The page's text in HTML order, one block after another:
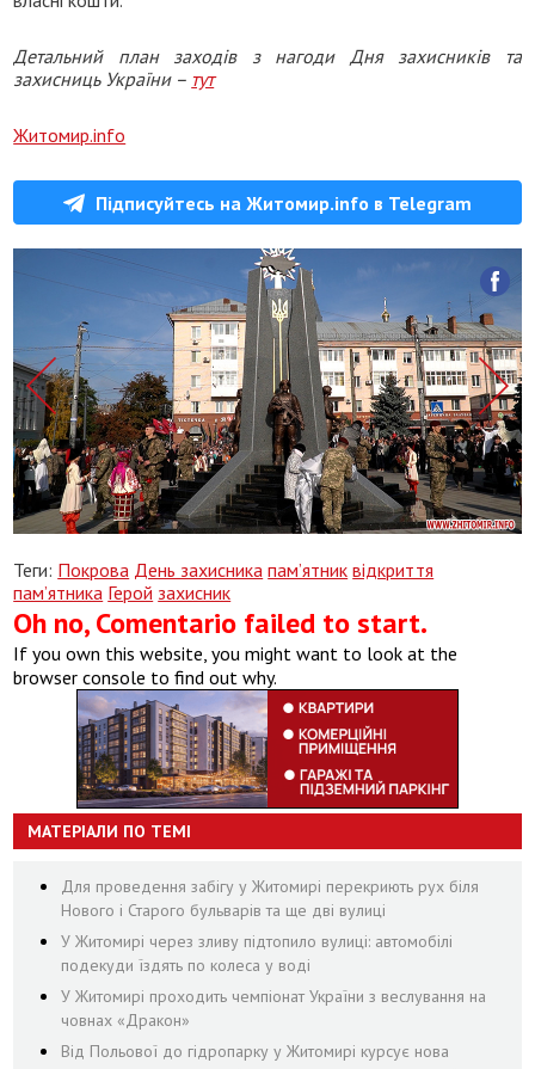
Детальний план заходів з нагоди Дня захисників та
захисниць України – тут
Житомир.info
Підписуйтесь на Житомир.info в Telegram
Теги: Покрова День захисника пам’ятник відкриття
пам’ятника Герой захисник
Oh no, Comentario failed to start.
If you own this website, you might want to look at the
browser console to find out why.
МАТЕРІАЛИ ПО ТЕМІ
Для проведення забігу у Житомирі перекриють рух біля
Нового і Старого бульварів та ще дві вулиці
У Житомирі через зливу підтопило вулиці: автомобілі
подекуди їздять по колеса у воді
У Житомирі проходить чемпіонат України з веслування на
човнах «Дракон»
Від Польової до гідропарку у Житомирі курсує нова